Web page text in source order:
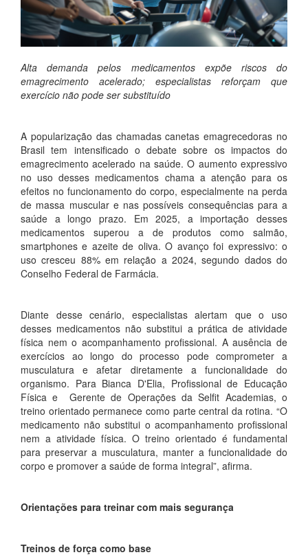
Alta demanda pelos medicamentos expõe riscos do
emagrecimento acelerado; especialistas reforçam que
exercício não pode ser substituído
A popularização das chamadas canetas emagrecedoras no
Brasil tem intensificado o debate sobre os impactos do
emagrecimento acelerado na saúde. O aumento expressivo
no uso desses medicamentos chama a atenção para os
efeitos no funcionamento do corpo, especialmente na perda
de massa muscular e nas possíveis consequências para a
saúde a longo prazo. Em 2025, a importação desses
medicamentos superou a de produtos como salmão,
smartphones e azeite de oliva. O avanço foi expressivo: o
uso cresceu 88% em relação a 2024, segundo dados do
Conselho Federal de Farmácia.
Diante desse cenário, especialistas alertam que o uso
desses medicamentos não substitui a prática de atividade
física nem o acompanhamento profissional. A ausência de
exercícios ao longo do processo pode comprometer a
musculatura e afetar diretamente a funcionalidade do
organismo. Para Bianca D'Elia, Profissional de Educação
Física e Gerente de Operações da Selfit Academias, o
treino orientado permanece como parte central da rotina. “O
medicamento não substitui o acompanhamento profissional
nem a atividade física. O treino orientado é fundamental
para preservar a musculatura, manter a funcionalidade do
corpo e promover a saúde de forma integral”, afirma.
Orientações para treinar com mais segurança
Treinos de força como base